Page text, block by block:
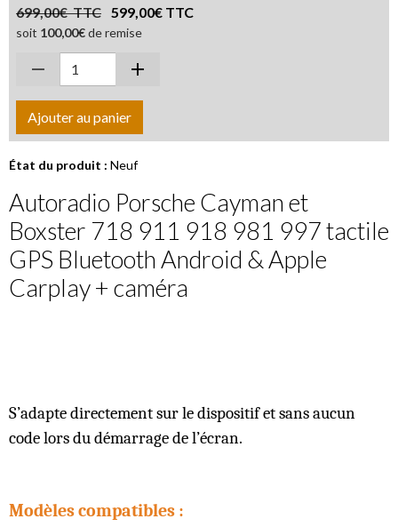
699,00€ TTC 599,00€ TTC
soit 100,00€de remise
Ajouter au panier
État du produit : Neuf
Autoradio Porsche Cayman et
Boxster 718 911 918 981 997 tactile
GPS Bluetooth Android & Apple
Carplay + caméra
S’adapte directement sur le dispositif et sans aucun
code lors du démarrage de l’écran.
Modèles compatibles :